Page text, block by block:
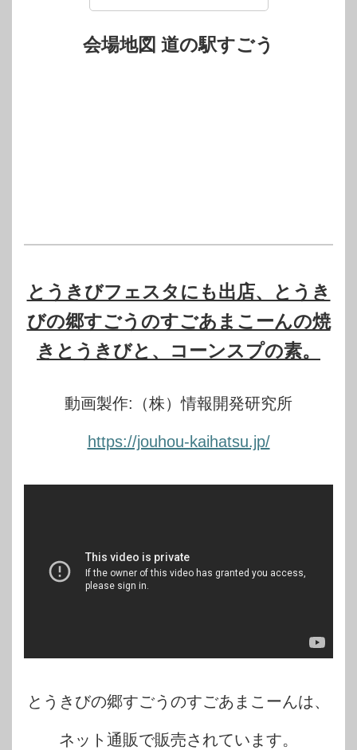
会場地図 道の駅すごう
とうきびフェスタにも出店、とうき
びの郷すごうのすごあまこーんの焼
きとうきびと、コーンスプの素。
動画製作:（株）情報開発研究所
https://jouhou-kaihatsu.jp/
とうきびの郷すごうのすごあまこーんは、
ネット通販で販売されています。